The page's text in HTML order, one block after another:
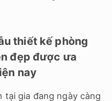
thiết kế phòng
đẹp được ưa
nay
gia đang ngày càng